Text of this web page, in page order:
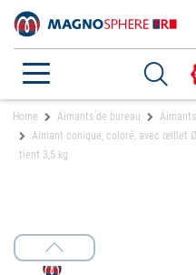
Home Aimants de bureau
Aimant conique, coloré, avec œillet
tient 3,5 kg